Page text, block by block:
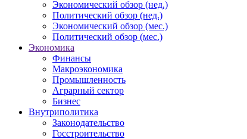
Экономический обзор (нед.)
Политический обзор (нед.)
Экономический обзор (мес.)
Политический обзор (мес.)
Экономика
Финансы
Макроэкономика
Промышленность
Аграрный сектор
Бизнес
Внутриполитика
Законодательство
Госстроительство